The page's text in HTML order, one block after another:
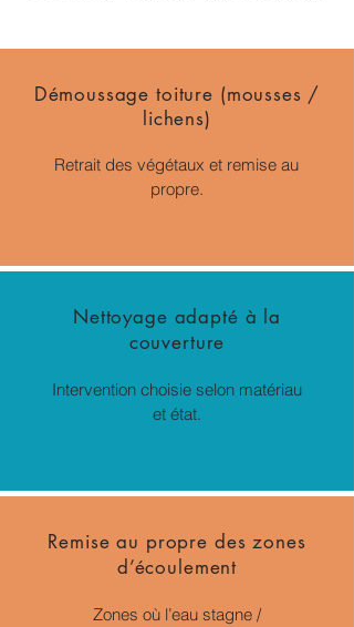
Démoussage toiture (mousses /
lichens)
Retrait des végétaux et remise au
propre.
Nettoyage adapté à la
couverture
Intervention choisie selon matériau
et état.
Remise au propre des zones
d’écoulement
Zones où l’eau stagne /